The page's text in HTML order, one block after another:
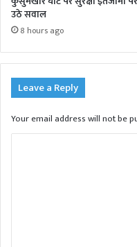
उठे सवाल
8 hours ago
Leave a Reply
Your email address will not be